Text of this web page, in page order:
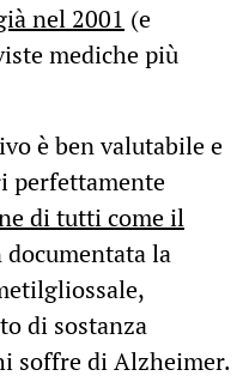
nel 2001 (e
mediche più
è ben valutabile e
perfettamente
di tutti come il
documentata la
di sostanza
soffre di Alzheimer.